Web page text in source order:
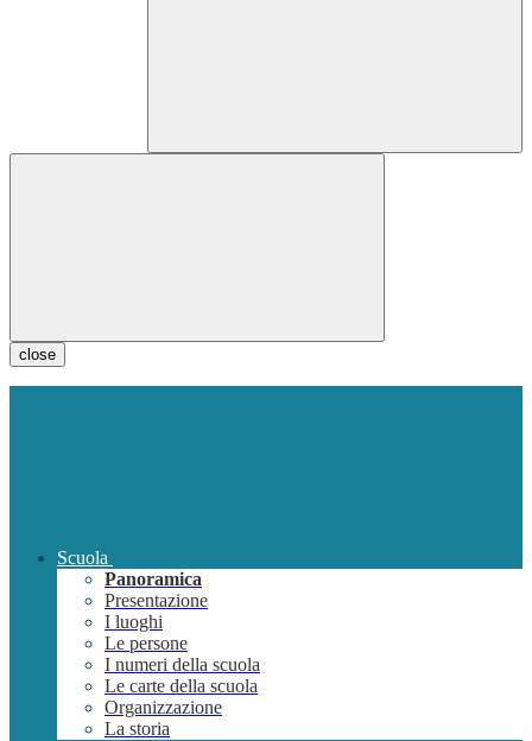
close
Scuola
Panoramica
Presentazione
I luoghi
Le persone
I numeri della scuola
Le carte della scuola
Organizzazione
La storia